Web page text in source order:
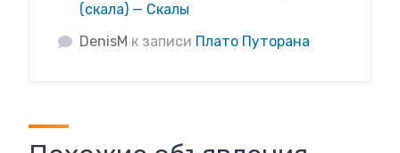
(скала) — Скалы
DenisM к записи Плато Путорана